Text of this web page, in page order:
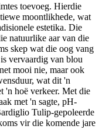
toevoeg. Hierdie
moontlikhede, wat
estetika. Die
natuurlike aar van die
skep wat die oog vang
vervaardig van blou
mooi nie, maar ook
wat dit 'n
'n hoë verkeer. Met die
met 'n sagte, pH-
Tulip-gepoleerde
vir die komende jare